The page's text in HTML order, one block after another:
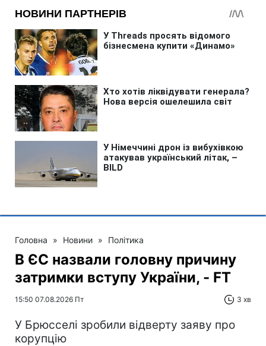
Головна » Новини » Політика
В ЄС назвали головну причину
затримки вступу України, - FT
15:50 07.08.2026 Пт 3 хв
У Брюсселі зробили відверту заяву про
корупцію